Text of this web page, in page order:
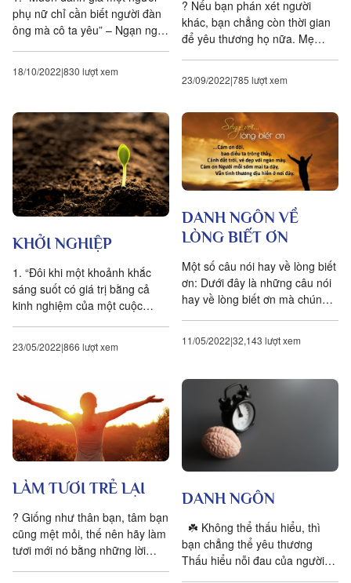
phụ nữ chỉ cần biết người đàn
ông mà cô ta yêu” – Ngạn ngữ
18/10/2022 830 lượt xem
? Nếu bạn phán xét người
khác, bạn chẳng còn thời gian
để yêu thương họ nữa. Mẹ
người...
23/09/2022 785 lượt xem
KHỞI NGHIỆP
1. “Đôi khi một khoảnh khắc
sáng suốt có giá trị bằng cả
kinh nghiệm của một cuộc
23/05/2022 866 lượt xem
DANH NGÔN VỀ
LÒNG BIẾT ƠN
Một số câu nói hay về lòng biết
ơn: Dưới đây là những câu nói
hay về lòng biết ơn mà chúng
11/05/2022 32,143 lượt xem
LÀM TƯƠI TRẺ LẠI
? Giống như thân bạn, tâm bạn
cũng mệt mỏi, thế nên hãy làm
tươi mới nó bằng những lời
DANH NGÔN
☘️ Không thể thấu hiểu, thì
bạn chẳng thể yêu thương
Thấu hiểu nỗi đau của người